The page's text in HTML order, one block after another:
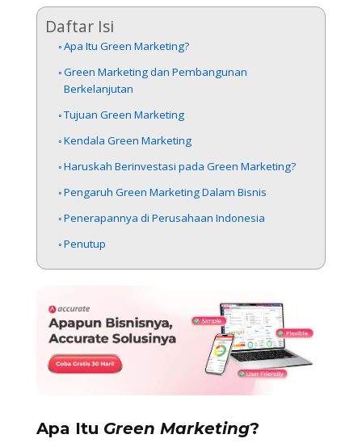
Daftar Isi
Apa Itu Green Marketing?
Green Marketing dan Pembangunan
Berkelanjutan
Tujuan Green Marketing
Kendala Green Marketing
Haruskah Berinvestasi pada Green Marketing?
Pengaruh Green Marketing Dalam Bisnis
Penerapannya di Perusahaan Indonesia
Penutup
Apa Itu Green Marketing?